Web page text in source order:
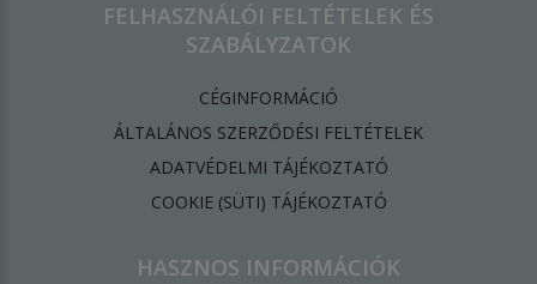
FELHASZNÁLÓI FELTÉTELEK ÉS
SZABÁLYZATOK
CÉGINFORMÁCIÓ
ÁLTALÁNOS SZERZŐDÉSI FELTÉTELEK
ADATVÉDELMI TÁJÉKOZTATÓ
​COOKIE (SÜTI) TÁJÉKOZTATÓ
HASZNOS INFORMÁCIÓK